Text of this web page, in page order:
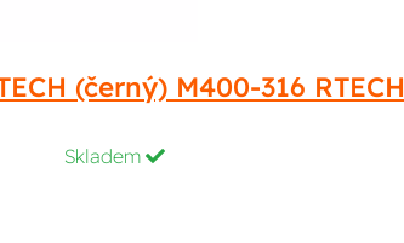
(černý) M400-316 RTECH
Skladem